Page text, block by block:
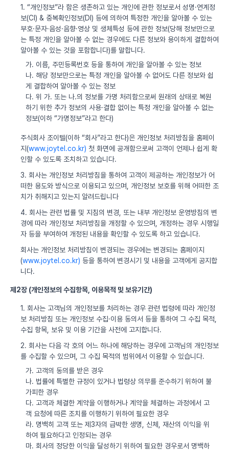
1. “개인정보”라 함은 생존하고 있는 개인에 관한 정보로서 성명·연계정
보(CI) & 중복확인정보(DI) 등에 의하여 특정한 개인을 알아볼 수 있는
부호·문자·음성·음향·영상 및 생체특성 등에 관한 정보(당해 정보만으로
는 특정 개인을 알아볼 수 없는 경우에도 다른 정보와 용이하게 결합하여
알아볼 수 있는 것을 포함합니다)를 말합니다.
가. 이름, 주민등록번호 등을 통하여 개인을 알아볼 수 있는 정보
나. 해당 정보만으로는 특정 개인을 알아볼 수 없어도 다른 정보와 쉽
게 결합하여 알아볼 수 있는 정보
다. 위 가. 또는 나.의 정보를 가명 처리함으로써 원래의 상태로 복원
하기 위한 추가 정보의 사용·결합 없이는 특정 개인을 알아볼 수 없는
정보(이하 “가명정보”라고 한다)
주식회사 조이텔(이하 “회사”라고 한다)은 개인정보 처리방침을 홈페이
지(www.joytel.co.kr) 첫 화면에 공개함으로써 고객이 언제나 쉽게 확
인할 수 있도록 조치하고 있습니다.
3. 회사는 개인정보 처리방침을 통하여 고객이 제공하는 개인정보가 어
떠한 용도와 방식으로 이용되고 있으며, 개인정보 보호를 위해 어떠한 조
치가 취해지고 있는지 알려드립니다
4. 회사는 관련 법률 및 지침의 변경, 또는 내부 개인정보 운영방침의 변
경에 따라 개인정보 처리방침을 개정할 수 있으며, 개정하는 경우 시행일
자 등을 부여하여 개정된 내용을 확인할 수 있도록 하고 있습니다.
회사는 개인정보 처리방침이 변경되는 경우에는 변경되는 홈페이지
(www.joytel.co.kr) 등을 통하여 변경시기 및 내용을 고객에게 공지합
니다.
제2장 (개인정보의 수집항목, 이용목적 및 보유기간)
1. 회사는 고객님의 개인정보를 처리하는 경우 관련 법령에 따라 개인정
보 처리방침 또는 개인정보 수집·이용 동의서 등을 통하여 그 수집 목적,
수집 항목, 보유 및 이용 기간을 사전에 고지합니다.
2. 회사는 다음 각 호의 어느 하나에 해당하는 경우에 고객님의 개인정보
를 수집할 수 있으며, 그 수집 목적의 범위에서 이용할 수 있습니다.
가. 고객의 동의를 받은 경우
나. 법률에 특별한 규정이 있거나 법령상 의무를 준수하기 위하여 불
가피한 경우
다. 고객과 체결한 계약을 이행하거나 계약을 체결하는 과정에서 고
객 요청에 따른 조치를 이행하기 위하여 필요한 경우
라. 명백히 고객 또는 제3자의 급박한 생명, 신체, 재산의 이익을 위
하여 필요하다고 인정되는 경우
마. 회사의 정당한 이익을 달성하기 위하여 필요한 경우로서 명백하